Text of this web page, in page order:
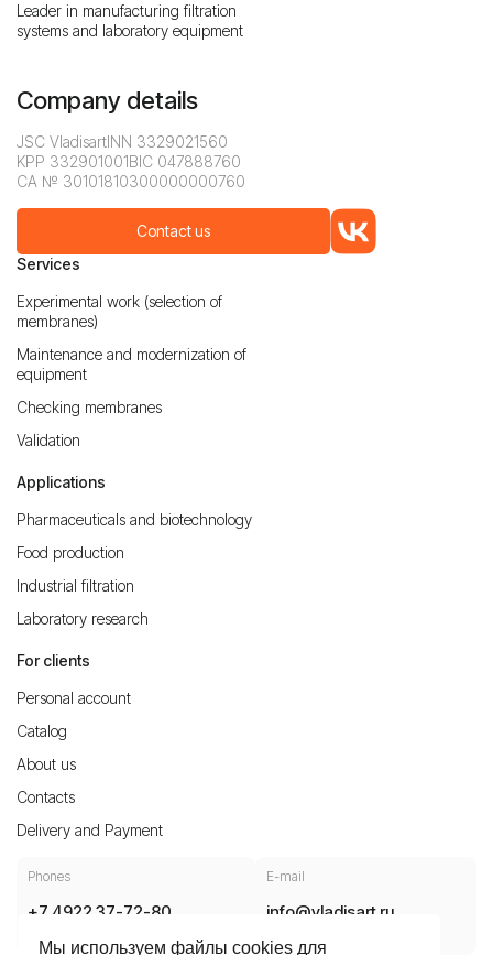
Leader in manufacturing filtration
systems and laboratory equipment
Company details
JSC VladisartINN 3329021560
KPP 332901001BIC 047888760
CA № 30101810300000000760
Contact us
Services
Experimental work (selection of
membranes)
Maintenance and modernization of
equipment
Checking membranes
Validation
Applications
Pharmaceuticals and biotechnology
Food production
Industrial filtration
Laboratory research
For clients
Personal account
Catalog
About us
Contacts
Delivery and Payment
Phones
+7 4922 37-72-80
E-mail
info@vladisart.ru
Мы используем файлы cookies для